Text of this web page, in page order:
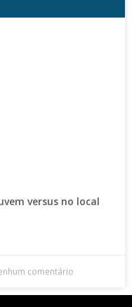
versus no local
comentário